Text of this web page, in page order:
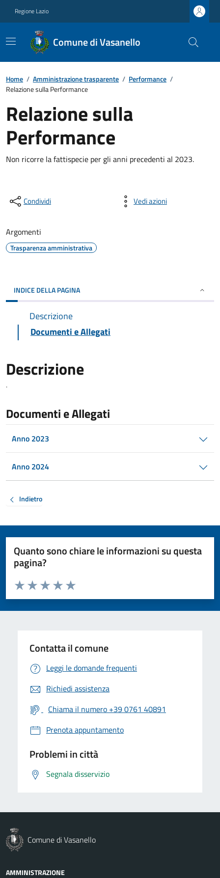
Regione Lazio
Comune di Vasanello
Home / Amministrazione trasparente / Performance /
Relazione sulla Performance
Relazione sulla
Performance
Non ricorre la fattispecie per gli anni precedenti al 2023.
Condividi Vedi azioni
Argomenti
Trasparenza amministrativa
INDICE DELLA PAGINA
Descrizione
Documenti e Allegati
Descrizione
.
Documenti e Allegati
Anno 2023
Anno 2024
Indietro
Quanto sono chiare le informazioni su questa
pagina?
Valuta da 1 a 5 stelle la pagina
Valuta 5 stelle su 5
Valuta 4 stelle su 5
Valuta 3 stelle su 5
Valuta 2 stelle su 5
Valuta 1 stelle su 5
Contatta il comune
Leggi le domande frequenti
Richiedi assistenza
Chiama il numero +39 0761 40891
Prenota appuntamento
Problemi in città
Segnala disservizio
Comune di Vasanello
AMMINISTRAZIONE